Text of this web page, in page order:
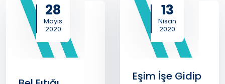
28
Mayıs
2020
13
Nisan
2020
Eşim İşe Gidip